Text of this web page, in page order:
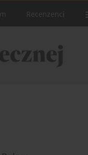
Recenzenci